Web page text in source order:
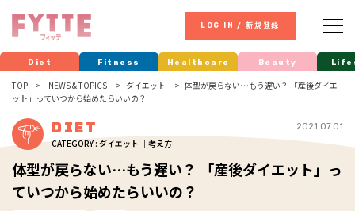
LOG IN / 新規登録
Diet Fitness Healthcare Beauty
TOP NEWS & TOPICS ダイエット
体型が戻らない…もう遅い？ 「産後ダイエ
ット」っていつから始めたらいいの？
Diet
CATEGORY : ダイエット ｜考え方
2021.07.01
体型が戻らない…もう遅い？ 「産後ダイエット」っ
ていつから始めたらいいの？